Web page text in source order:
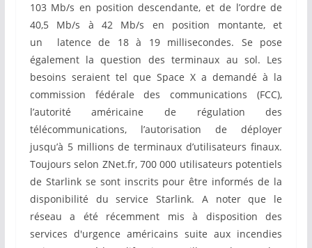
103 Mb/s en position descendante, et de l’ordre de
40,5 Mb/s à 42 Mb/s en position montante, et
un latence de 18 à 19 millisecondes. Se pose
également la question des terminaux au sol. Les
besoins seraient tel que Space X a demandé à la
commission fédérale des communications (FCC),
l’autorité américaine de régulation des
télécommunications, l’autorisation de déployer
jusqu’à 5 millions de terminaux d’utilisateurs finaux.
Toujours selon ZNet.fr, 700 000 utilisateurs potentiels
de Starlink se sont inscrits pour être informés de la
disponibilité du service Starlink. A noter que le
réseau a été récemment mis à disposition des
services d'urgence américains suite aux incendies